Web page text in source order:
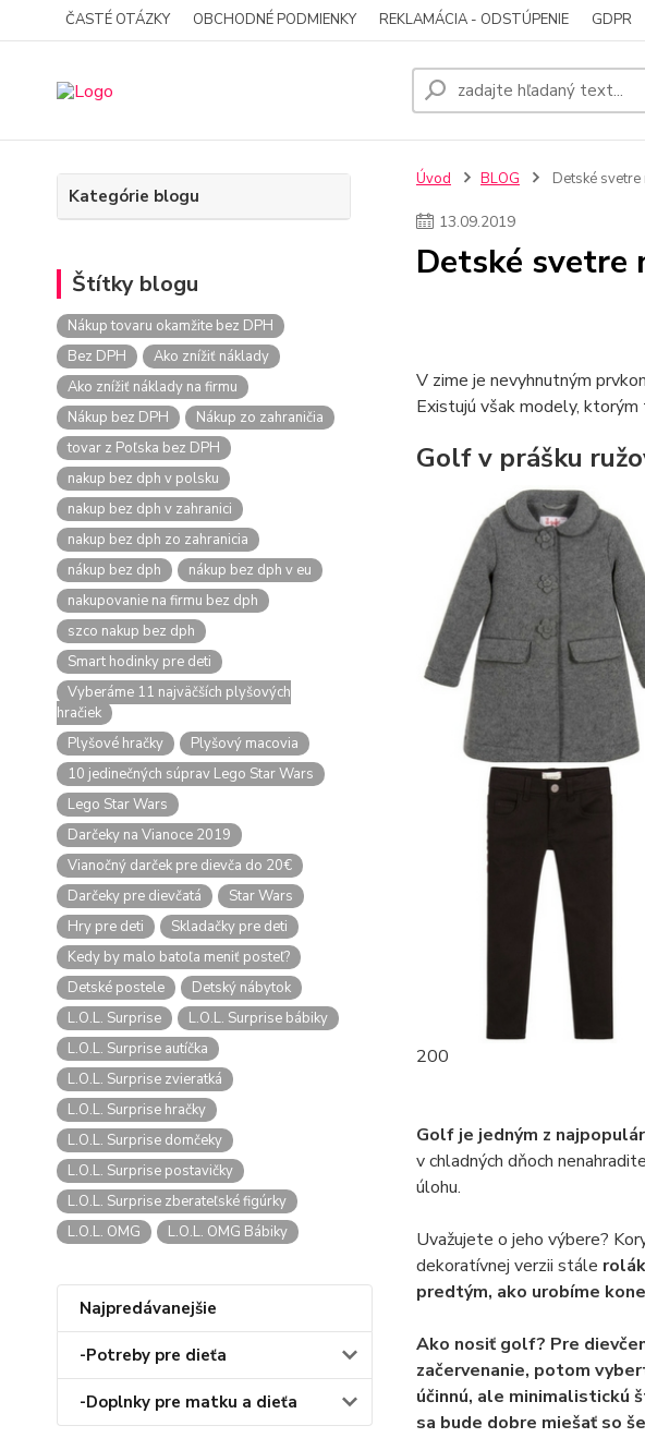
ČASTÉ OTÁZKY OBCHODNÉ PODMIENKY REKLAMÁCIA - ODSTÚPENIE GDPR
Kategórie blogu
Štítky blogu
Nákup tovaru okamžite bez DPH
Bez DPH
Ako znížiť náklady
Ako znížiť náklady na firmu
Nákup bez DPH
Nákup zo zahraničia
tovar z Poľska bez DPH
nakup bez dph v polsku
nakup bez dph v zahranici
nakup bez dph zo zahranicia
nákup bez dph
nákup bez dph v eu
nakupovanie na firmu bez dph
szco nakup bez dph
Smart hodinky pre deti
Vyberáme 11 najväčších plyšových
hračiek
Plyšové hračky
Plyšový macovia
10 jedinečných súprav Lego Star Wars
Lego Star Wars
Darčeky na Vianoce 2019
Vianočný darček pre dievča do 20€
Darčeky pre dievčatá
Star Wars
Hry pre deti
Skladačky pre deti
Kedy by malo batoľa meniť posteľ?
Detské postele
Detský nábytok
L.O.L. Surprise
L.O.L. Surprise bábiky
L.O.L. Surprise autíčka
L.O.L. Surprise zvieratká
L.O.L. Surprise hračky
L.O.L. Surprise domčeky
L.O.L. Surprise postavičky
L.O.L. Surprise zberateľské figúrky
L.O.L. OMG
L.O.L. OMG Bábiky
Najpredávanejšie
-Potreby pre dieťa
-Doplnky pre matku a dieťa
Úvod BLOG Detské
13.09.2019
Detské svetre
V zime je nevyhnutným
Existujú však modely,
Golf v prášku
200
Golf je jedným z
v chladných dňoch
úlohu.
Uvažujete o jeho výbere?
dekoratívnej verzii stále
predtým, ako urobíme
Ako nosiť golf? Pre
začervenanie, potom
účinnú, ale minimalistickú
sa bude dobre miešať so